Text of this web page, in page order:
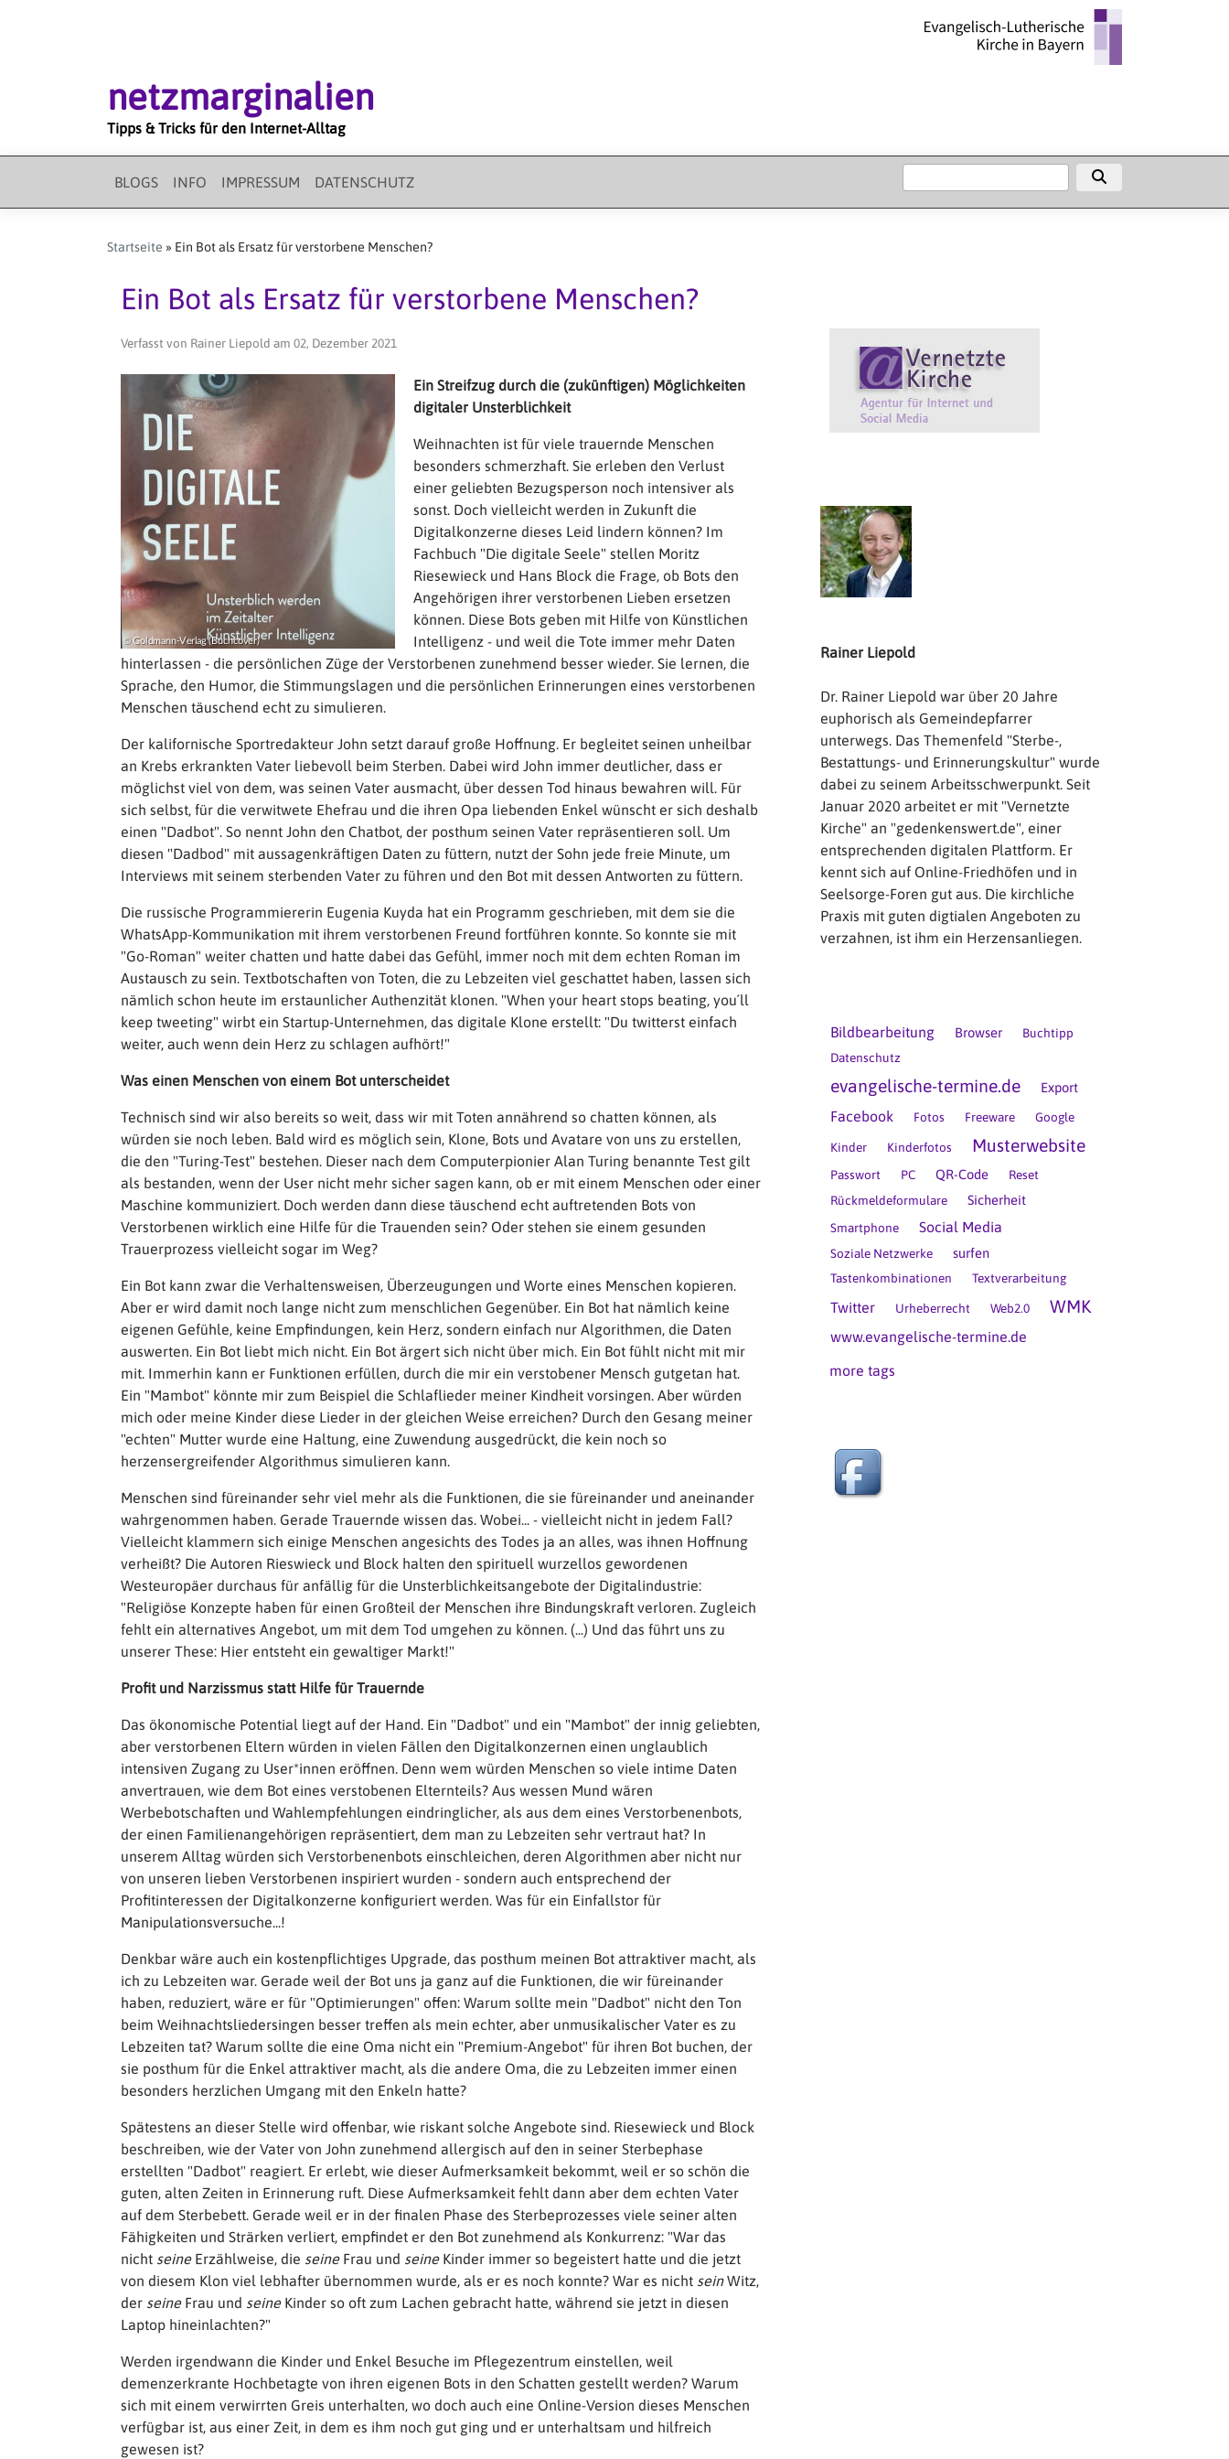
netzmarginalien
Tipps & Tricks für den Internet-Alltag
MAIN
MENU
BLOGS INFO IMPRESSUM DATENSCHUTZ
SUCHE
Startseite Ein Bot als Ersatz für verstorbene Menschen?
Ein Bot als Ersatz für verstorbene Menschen?
Verfasst von Rainer Liepold am 02, Dezember 2021
Ein Streifzug durch die (zukünftigen) Möglichkeiten
digitaler Unsterblichkeit
Weihnachten ist für viele trauernde Menschen
besonders schmerzhaft. Sie erleben den Verlust
einer geliebten Bezugsperson noch intensiver als
sonst. Doch vielleicht werden in Zukunft die
Digitalkonzerne dieses Leid lindern können? Im
Fachbuch "Die digitale Seele" stellen Moritz
Riesewieck und Hans Block die Frage, ob Bots den
Angehörigen ihrer verstorbenen Lieben ersetzen
können. Diese Bots geben mit Hilfe von Künstlichen
Intelligenz - und weil die Tote immer mehr Daten
hinterlassen - die persönlichen Züge der Verstorbenen zunehmend besser wieder. Sie lernen, die
Sprache, den Humor, die Stimmungslagen und die persönlichen Erinnerungen eines verstorbenen
Menschen täuschend echt zu simulieren.
Der kalifornische Sportredakteur John setzt darauf große Hoffnung. Er begleitet seinen unheilbar
an Krebs erkrankten Vater liebevoll beim Sterben. Dabei wird John immer deutlicher, dass er
möglichst viel von dem, was seinen Vater ausmacht, über dessen Tod hinaus bewahren will. Für
sich selbst, für die verwitwete Ehefrau und die ihren Opa liebenden Enkel wünscht er sich deshalb
einen "Dadbot". So nennt John den Chatbot, der posthum seinen Vater repräsentieren soll. Um
diesen "Dadbod" mit aussagenkräftigen Daten zu füttern, nutzt der Sohn jede freie Minute, um
Interviews mit seinem sterbenden Vater zu führen und den Bot mit dessen Antworten zu füttern.
Die russische Programmiererin Eugenia Kuyda hat ein Programm geschrieben, mit dem sie die
WhatsApp-Kommunikation mit ihrem verstorbenen Freund fortführen konnte. So konnte sie mit
"Go-Roman" weiter chatten und hatte dabei das Gefühl, immer noch mit dem echten Roman im
Austausch zu sein. Textbotschaften von Toten, die zu Lebzeiten viel geschattet haben, lassen sich
nämlich schon heute im erstaunlicher Authenzität klonen. "When your heart stops beating, you´ll
keep tweeting" wirbt ein Startup-Unternehmen, das digitale Klone erstellt: "Du twitterst einfach
weiter, auch wenn dein Herz zu schlagen aufhört!"
Was einen Menschen von einem Bot unterscheidet
Technisch sind wir also bereits so weit, dass wir mit Toten annährend so chatten können, als
würden sie noch leben. Bald wird es möglich sein, Klone, Bots und Avatare von uns zu erstellen,
die den "Turing-Test" bestehen. Dieser nach dem Computerpionier Alan Turing benannte Test gilt
als bestanden, wenn der User nicht mehr sicher sagen kann, ob er mit einem Menschen oder einer
Maschine kommuniziert. Doch werden dann diese täuschend echt auftretenden Bots von
Verstorbenen wirklich eine Hilfe für die Trauenden sein? Oder stehen sie einem gesunden
Trauerprozess vielleicht sogar im Weg?
Ein Bot kann zwar die Verhaltensweisen, Überzeugungen und Worte eines Menschen kopieren.
Aber er wird damit noch lange nicht zum menschlichen Gegenüber. Ein Bot hat nämlich keine
eigenen Gefühle, keine Empfindungen, kein Herz, sondern einfach nur Algorithmen, die Daten
auswerten. Ein Bot liebt mich nicht. Ein Bot ärgert sich nicht über mich. Ein Bot fühlt nicht mit mir
mit. Immerhin kann er Funktionen erfüllen, durch die mir ein verstobener Mensch gutgetan hat.
Ein "Mambot" könnte mir zum Beispiel die Schlaflieder meiner Kindheit vorsingen. Aber würden
mich oder meine Kinder diese Lieder in der gleichen Weise erreichen? Durch den Gesang meiner
"echten" Mutter wurde eine Haltung, eine Zuwendung ausgedrückt, die kein noch so
herzensergreifender Algorithmus simulieren kann.
Menschen sind füreinander sehr viel mehr als die Funktionen, die sie füreinander und aneinander
wahrgenommen haben. Gerade Trauernde wissen das. Wobei... - vielleicht nicht in jedem Fall?
Vielleicht klammern sich einige Menschen angesichts des Todes ja an alles, was ihnen Hoffnung
verheißt? Die Autoren Rieswieck und Block halten den spirituell wurzellos gewordenen
Westeuropäer durchaus für anfällig für die Unsterblichkeitsangebote der Digitalindustrie:
"Religiöse Konzepte haben für einen Großteil der Menschen ihre Bindungskraft verloren. Zugleich
fehlt ein alternatives Angebot, um mit dem Tod umgehen zu können. (...) Und das führt uns zu
unserer These: Hier entsteht ein gewaltiger Markt!"
Profit und Narzissmus statt Hilfe für Trauernde
Das ökonomische Potential liegt auf der Hand. Ein "Dadbot" und ein "Mambot" der innig geliebten,
aber verstorbenen Eltern würden in vielen Fällen den Digitalkonzernen einen unglaublich
intensiven Zugang zu User*innen eröffnen. Denn wem würden Menschen so viele intime Daten
anvertrauen, wie dem Bot eines verstobenen Elternteils? Aus wessen Mund wären
Werbebotschaften und Wahlempfehlungen eindringlicher, als aus dem eines Verstorbenenbots,
der einen Familienangehörigen repräsentiert, dem man zu Lebzeiten sehr vertraut hat? In
unserem Alltag würden sich Verstorbenenbots einschleichen, deren Algorithmen aber nicht nur
von unseren lieben Verstorbenen inspiriert wurden - sondern auch entsprechend der
Profitinteressen der Digitalkonzerne konfiguriert werden. Was für ein Einfallstor für
Manipulationsversuche...!
Denkbar wäre auch ein kostenpflichtiges Upgrade, das posthum meinen Bot attraktiver macht, als
ich zu Lebzeiten war. Gerade weil der Bot uns ja ganz auf die Funktionen, die wir füreinander
haben, reduziert, wäre er für "Optimierungen" offen: Warum sollte mein "Dadbot" nicht den Ton
beim Weihnachtsliedersingen besser treffen als mein echter, aber unmusikalischer Vater es zu
Lebzeiten tat? Warum sollte die eine Oma nicht ein "Premium-Angebot" für ihren Bot buchen, der
sie posthum für die Enkel attraktiver macht, als die andere Oma, die zu Lebzeiten immer einen
besonders herzlichen Umgang mit den Enkeln hatte?
Spätestens an dieser Stelle wird offenbar, wie riskant solche Angebote sind. Riesewieck und Block
beschreiben, wie der Vater von John zunehmend allergisch auf den in seiner Sterbephase
erstellten "Dadbot" reagiert. Er erlebt, wie dieser Aufmerksamkeit bekommt, weil er so schön die
guten, alten Zeiten in Erinnerung ruft. Diese Aufmerksamkeit fehlt dann aber dem echten Vater
auf dem Sterbebett. Gerade weil er in der finalen Phase des Sterbeprozesses viele seiner alten
Fähigkeiten und Strärken verliert, empfindet er den Bot zunehmend als Konkurrenz: "War das
nicht seineErzählweise, die seineFrau und seineKinder immer so begeistert hatte und die jetzt
von diesem Klon viel lebhafter übernommen wurde, als er es noch konnte? War es nicht seinWitz,
der seineFrau und seineKinder so oft zum Lachen gebracht hatte, während sie jetzt in diesen
Laptop hineinlachten?"
Werden irgendwann die Kinder und Enkel Besuche im Pflegezentrum einstellen, weil
demenzerkrante Hochbetagte von ihren eigenen Bots in den Schatten gestellt werden? Warum
sich mit einem verwirrten Greis unterhalten, wo doch auch eine Online-Version dieses Menschen
verfügbar ist, aus einer Zeit, in dem es ihm noch gut ging und er unterhaltsam und hilfreich
gewesen ist?
Rainer Liepold
Dr. Rainer Liepold war über 20 Jahre
euphorisch als Gemeindepfarrer
unterwegs. Das Themenfeld "Sterbe-,
Bestattungs- und Erinnerungskultur" wurde
dabei zu seinem Arbeitsschwerpunkt. Seit
Januar 2020 arbeitet er mit "Vernetzte
Kirche" an "gedenkenswert.de", einer
entsprechenden digitalen Plattform. Er
kennt sich auf Online-Friedhöfen und in
Seelsorge-Foren gut aus. Die kirchliche
Praxis mit guten digtialen Angeboten zu
verzahnen, ist ihm ein Herzensanliegen.
Bildbearbeitung Browser
Buchtipp
Datenschutz
evangelische-termine.de Export
Facebook Fotos Freeware Google
Kinder Kinderfotos Musterwebsite
Passwort PC QR-Code
Reset
Rückmeldeformulare
Sicherheit
Smartphone Social Media
Soziale Netzwerke surfen
Tastenkombinationen Textverarbeitung
Twitter Urheberrecht Web2.0 WMK
www.evangelische-termine.de
more tags